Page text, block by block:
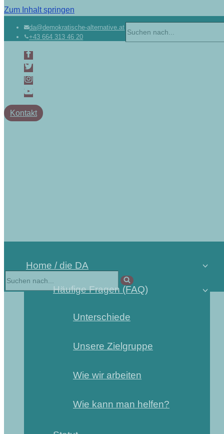
Zum Inhalt springen
da@demokratische-alternative.at
+43 664 313 46 20
nach …
Kontakt
Home / die DA
Häufige Fragen (FAQ)
Unterschiede
Unsere Zielgruppe
Wie wir arbeiten
Wie kann man helfen?